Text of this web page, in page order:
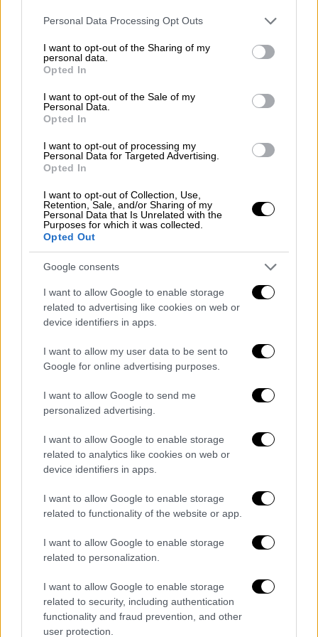
Please note that this website/app uses one or more Google
not limited to your visit or usage behaviour. You may click to
grant or deny consent to Google and its third-party tags to
use your data for below specified purposes in below Google
consent section.
Personal Data Processing Opt Outs
I want to opt-out of the Sharing of my
personal data.
Opted In
I want to opt-out of the Sale of my
Personal Data.
Opted In
I want to opt-out of processing my
Personal Data for Targeted Advertising.
Opted In
I want to opt-out of Collection, Use,
Retention, Sale, and/or Sharing of my
Personal Data that Is Unrelated with the
Purposes for which it was collected.
Opted Out
Google consents
I want to allow Google to enable storage
related to advertising like cookies on web or
device identifiers in apps.
I want to allow my user data to be sent to
Google for online advertising purposes.
I want to allow Google to send me
personalized advertising.
I want to allow Google to enable storage
related to analytics like cookies on web or
device identifiers in apps.
I want to allow Google to enable storage
related to functionality of the website or app.
I want to allow Google to enable storage
related to personalization.
I want to allow Google to enable storage
related to security, including authentication
functionality and fraud prevention, and other
user protection.
Η Λέβιθα (αρχ. Λέβινθος) αποτελεί το
ανατολικότερο μίας συστάδας τεσσάρων
απομονωμένων νησιών (Λέβιθα, Μαυριά,
Γλάρος και Κίναρος) που γεφυρώνουν το
θαλάσσιο πέρασμα από τις Κυκλάδες στα
Δωδεκάνησα στο ύψος του 37ου
παράλληλου, μεταξύ Λέρου και Αμοργού.
Η έρευνα έγινε από τις 15 έως τις 29 Ιουνίου
υπό τη διεύθυνση του αρχαιολόγου Δρ.
Γεωργίου Κουτσουφλάκη και συντελείται σε
τριετή χρονικό ορίζοντα (2019-2021), με
των αρχαίων ναυαγίων στην παράκτια ζώνη
του νησιωτικού αυτού συμπλέγματος, που
φαίνεται να έπαιξε καίριο ρόλο στην αρχαία
και νεώτερη ναυσιπλοΐα.
aigaio-thisauros-4.jpg